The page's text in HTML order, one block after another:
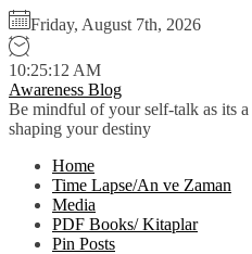
Skip
to
the
content
Friday, August 7th, 2026
10:25:13 AM
Awareness Blog
Be mindful of your self-talk as its
shaping your destiny
Home
Time Lapse/An ve Zaman
Media
PDF Books/ Kitaplar
Pin Posts